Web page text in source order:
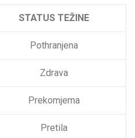
STATUS TEŽINE
Pothranjena
Zdrava
Prekomjerna
Pretila